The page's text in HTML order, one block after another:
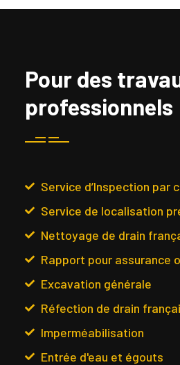
Pour des
professionnels
Service d’Inspection par
Service de localisation
Nettoyage de drain
Rapport pour assurance
Excavation générale
Réfection de drain
Imperméabilisation
Entrée d'eau et égouts